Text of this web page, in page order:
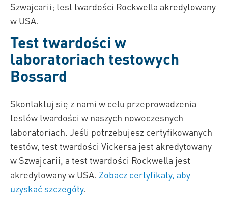
Szwajcarii; test twardości Rockwella akredytowany
w USA.
Test twardości w
laboratoriach testowych
Bossard
Skontaktuj się z nami w celu przeprowadzenia
testów twardości w naszych nowoczesnych
laboratoriach. Jeśli potrzebujesz certyfikowanych
testów, test twardości Vickersa jest akredytowany
w Szwajcarii, a test twardości Rockwella jest
akredytowany w USA. Zobacz certyfikaty, aby
uzyskać szczegóły.